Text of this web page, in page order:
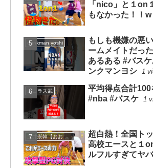
「nico」と１on
もなかった！！w
dunkman yoshi
もしも機嫌の悪
ームメイトだっ
あるある #バス
ンクマンヨシ
1
ニコラス武
平均得点合計100
#nba #バスケ
1
大井崇幹【おおいたかよし】
超白熱！全国ト
高校エースと１
ルフルすぎてヤ